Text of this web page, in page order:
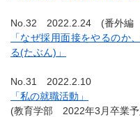
No.32 2022.2.24 (番外編
「なぜ採用面接をやるのか
る(たぶん)」
No.31 2022.2.10
「私の就職活動」
(教育学部 2022年3月卒業